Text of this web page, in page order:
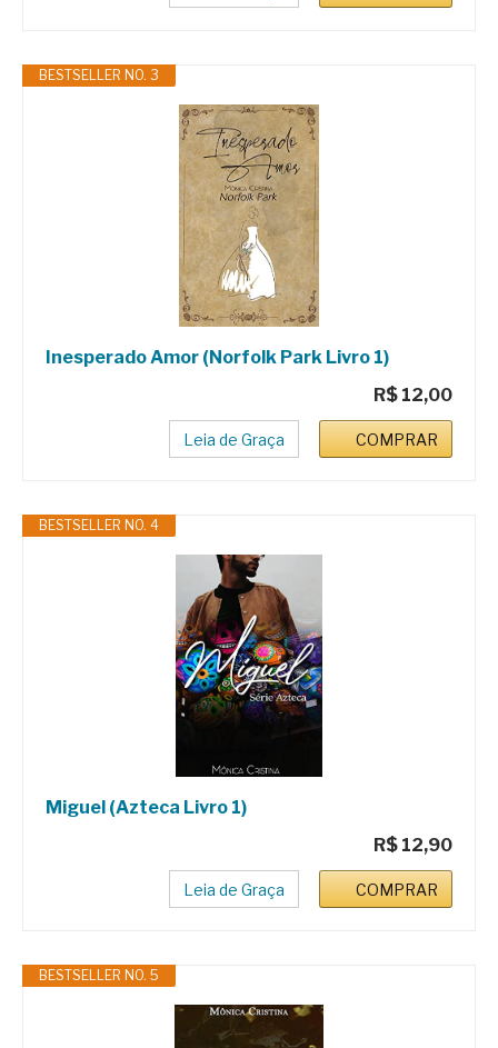
BESTSELLER NO. 3
Inesperado Amor (Norfolk Park Livro 1)
R$ 12,00
Leia de Graça COMPRAR
BESTSELLER NO. 4
Miguel (Azteca Livro 1)
R$ 12,90
Leia de Graça COMPRAR
BESTSELLER NO. 5